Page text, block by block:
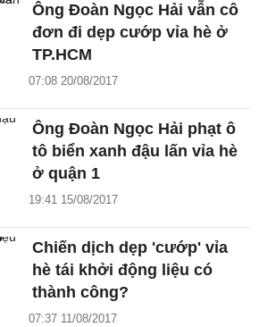
Ông Đoàn Ngọc Hải vẫn cô
đơn đi dẹp cướp vỉa hè ở
TP.HCM
07:08 20/08/2017
Ông Đoàn Ngọc Hải phạt ô
tô biển xanh đậu lấn vỉa hè
ở quận 1
19:41 15/08/2017
Chiến dịch dẹp 'cướp' vỉa
hè tái khởi động liệu có
thành công?
07:37 11/08/2017